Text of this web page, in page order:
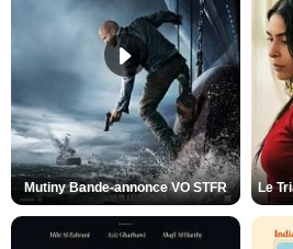
Mutiny Bande-annonce VO STFR Le